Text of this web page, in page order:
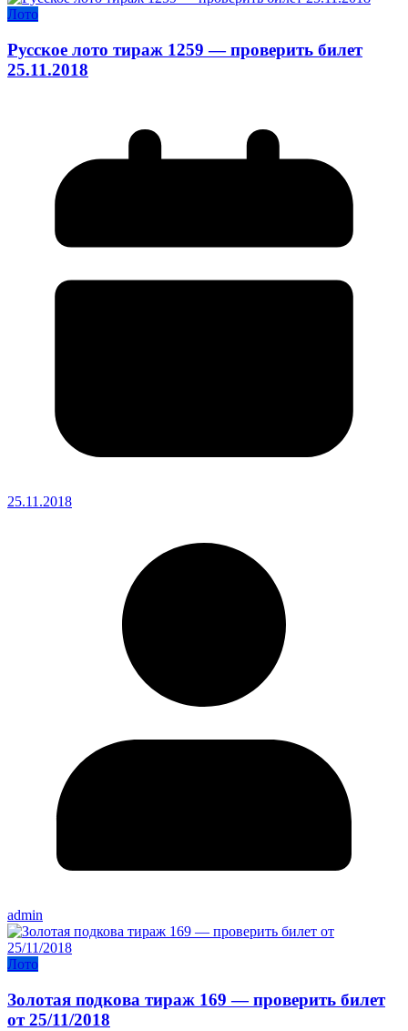
Лото
Русское лото тираж 1259 — проверить билет
25.11.2018
25.11.2018
admin
Лото
Золотая подкова тираж 169 — проверить билет
от 25/11/2018